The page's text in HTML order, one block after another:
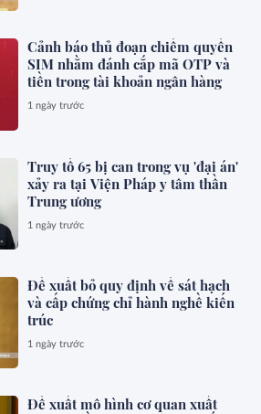
Cảnh báo thủ đoạn chiếm quyền
SIM nhằm đánh cắp mã OTP và
tiền trong tài khoản ngân hàng
1 ngày trước
Truy tố 65 bị can trong vụ 'đại án'
xảy ra tại Viện Pháp y tâm thần
Trung ương
1 ngày trước
Đề xuất bỏ quy định về sát hạch
và cấp chứng chỉ hành nghề kiến
trúc
1 ngày trước
Đề xuất mô hình cơ quan xuất